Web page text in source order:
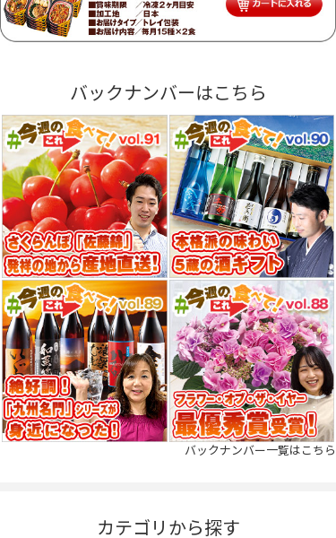
バックナンバーはこちら
バックナンバー一覧はこちら
カテゴリから探す